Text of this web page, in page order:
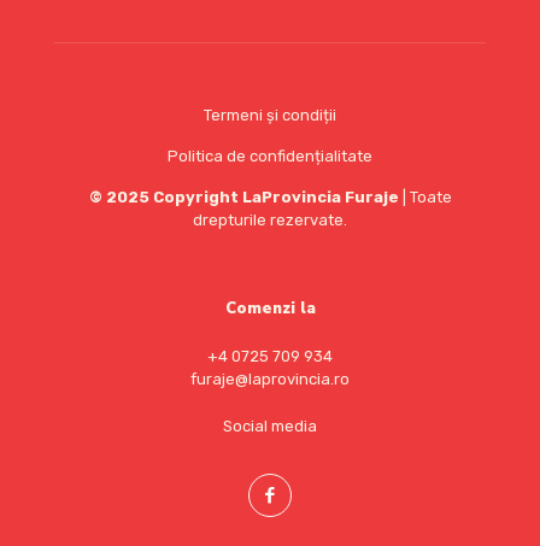
Termeni și condiții
Politica de confidențialitate
© 2025 Copyright LaProvincia Furaje | Toate
drepturile rezervate.
Comenzi la
+4 0725 709 934
furaje@laprovincia.ro
Social media